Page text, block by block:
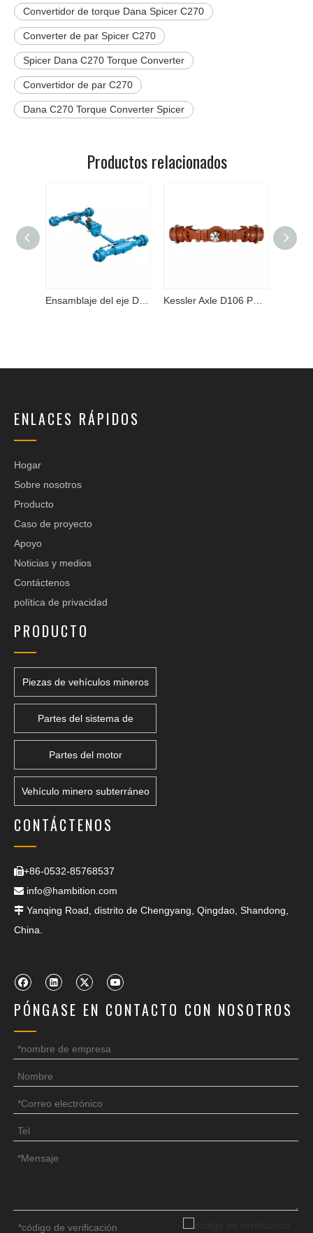
Convertidor de torque Dana Spicer C270
Converter de par Spicer C270
Spicer Dana C270 Torque Converter
Convertidor de par C270
Dana C270 Torque Converter Spicer
Productos relacionados
ENLACES RÁPIDOS
Hogar
Sobre nosotros
Producto
Caso de proyecto
Apoyo
Noticias y medios
Contáctenos
política de privacidad
PRODUCTO
Piezas de vehículos mineros
Partes del sistema de
Partes del motor
Vehículo minero subterráneo
CONTÁCTENOS
+86-0532-85768537
 info@hambition.com
 Yanqing Road, distrito de Chengyang, Qingdao, Shandong,
China.
PÓNGASE EN CONTACTO CON NOSOTROS